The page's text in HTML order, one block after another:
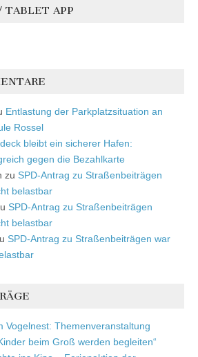
TABLET APP
Entlastung der Parkplatzsituation an
Rossel
bleibt ein sicherer Hafen:
gegen die Bezahlkarte
zu SPD-Antrag zu Straßenbeiträgen
belastbar
SPD-Antrag zu Straßenbeiträgen
belastbar
SPD-Antrag zu Straßenbeiträgen war
Vogelnest: Themenveranstaltung
beim Groß werden begleiten“